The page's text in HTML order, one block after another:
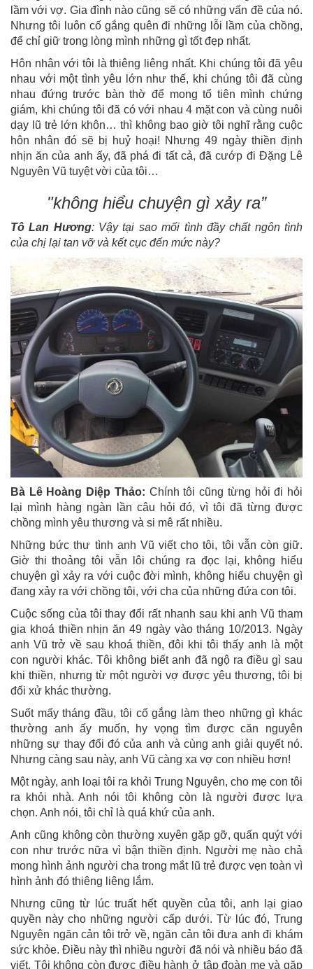
lầm với vợ. Gia đình nào cũng sẽ có những vấn đề của nó.
Nhưng tôi luôn cố gắng quên đi những lỗi lầm của chồng,
để chỉ giữ trong lòng mình những gì tốt đẹp nhất.
Hôn nhân với tôi là thiêng liêng nhất. Khi chúng tôi đã yêu
nhau với một tình yêu lớn như thế, khi chúng tôi đã cùng
nhau đứng trước bàn thờ để mong tổ tiên mình chứng
giám, khi chúng tôi đã có với nhau 4 mặt con và cùng nuôi
dạy lũ trẻ lớn khôn… thì không bao giờ tôi nghĩ rằng cuộc
hôn nhân đó sẽ bị huỷ hoại! Nhưng 49 ngày thiền định
nhịn ăn của anh ấy, đã phá đi tất cả, đã cướp đi Đặng Lê
Nguyên Vũ tuyệt vời của tôi…
"không hiểu chuyện gì xảy ra”
Tô Lan Hương: Vậy tại sao mối tình đầy chất ngôn tình
của chị lại tan vỡ và kết cục đến mức này?
Bà Lê Hoàng Diệp Thảo: Chính tôi cũng từng hỏi đi hỏi
lại mình hàng ngàn lần câu hỏi đó, vì tôi đã từng được
chồng mình yêu thương và si mê rất nhiều.
Những bức thư tình anh Vũ viết cho tôi, tôi vẫn còn giữ.
Giờ thi thoảng tôi vẫn lôi chúng ra đọc lại, không hiểu
chuyện gì xảy ra với cuộc đời mình, không hiểu chuyện gì
đang xảy ra với chồng tôi, với cha của những đứa con tôi.
Cuộc sống của tôi thay đổi rất nhanh sau khi anh Vũ tham
gia khoá thiền nhịn ăn 49 ngày vào tháng 10/2013. Ngày
anh Vũ trở về sau khoá thiền, đôi khi tôi thấy anh là một
con người khác. Tôi không biết anh đã ngộ ra điều gì sau
khi thiền, nhưng từ một người vợ được yêu thương, tôi bị
đối xử khác thường.
Suốt mấy tháng đầu, tôi cố gắng làm theo những gì khác
thường anh ấy muốn, hy vọng tìm được căn nguyên
những sự thay đổi đó của anh và cùng anh giải quyết nó.
Nhưng càng sau này, anh Vũ càng xa vợ con nhiều hơn!
Một ngày, anh loại tôi ra khỏi Trung Nguyên, cho mẹ con tôi
ra khỏi nhà. Anh nói tôi không còn là người được lựa
chọn. Anh nói, tôi chỉ là quá khứ của anh.
Anh cũng không còn thường xuyên gặp gỡ, quấn quýt với
con như trước nữa vì bận thiền định. Người mẹ nào chả
mong hình ảnh người cha trong mắt lũ trẻ được vẹn toàn vì
hình ảnh đó thiêng liêng lắm.
Nhưng cũng từ lúc truất hết quyền của tôi, anh lại giao
quyền này cho những người cấp dưới. Từ lúc đó, Trung
Nguyên ngăn cản tôi trở về, ngăn cản tôi đưa anh đi khám
sức khỏe. Điều này thì nhiều người đã nói và nhiều báo đã
viết. Tôi không còn được điều hành ở tập đoàn mẹ và gặp